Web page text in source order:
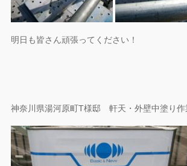
明日も皆さん頑張ってください！
神奈川県湯河原町T様邸 軒天・外壁中塗り作